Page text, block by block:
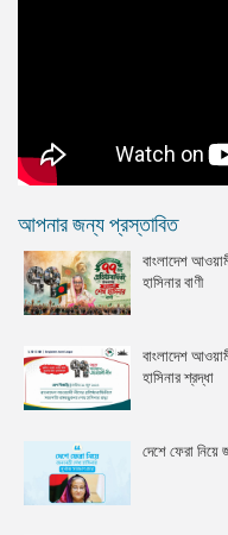
আপনার জন্য প্রস্তাবিত
বাংলাদেশ
হাসিনার বাণী
বাংলাদেশ
হাসিনার শ্রদ্ধা
দেশে ফেরা নিয়ে